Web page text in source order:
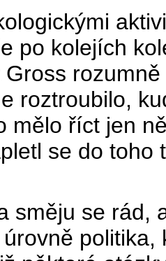
po kolejích
roztroubilo,
mělo říct jen
se do toho
směju se rád,